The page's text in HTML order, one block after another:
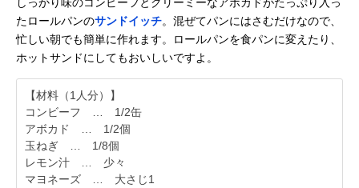
しっかり味のコンビーフとクリーミーなアボカドがたっぷり入っ
たロールパンのサンドイッチ。混ぜてパンにはさむだけなので、
忙しい朝でも簡単に作れます。ロールパンを食パンに変えたり、
ホットサンドにしてもおいしいですよ。
【材料（1人分）】
コンビーフ … 1/2缶
アボカド … 1/2個
玉ねぎ … 1/8個
レモン汁 … 少々
マヨネーズ … 大さじ1